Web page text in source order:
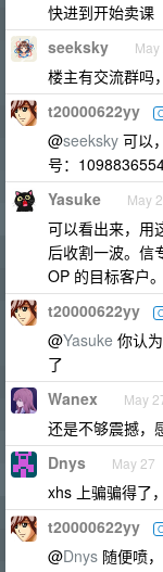
快进到开始卖课
seeksky May
楼主有交流群吗
t20000622yy
@seeksky 可以
号：1098836554
Yasuke May
可以看出来，用
后收割一波。信
OP 的目标客户。
t20000622yy
@Yasuke 你认
了
Wanex May
还是不够震撼，
Dnys May 27
xhs 上骗骗得了
t20000622yy
@Dnys 随便喷